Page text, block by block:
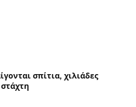
σπίτια, χιλιάδες